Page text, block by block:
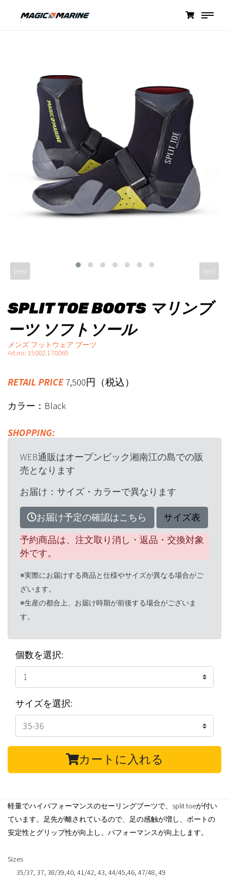
prev next
SPLIT TOE BOOTS マリンブ
ーツ ソフトソール
メンズ フットウェア ブーツ
Art.no: 15002.170069
RETAIL PRICE7,500円（税込）
カラー：Black
SHOPPING:
WEB通販はオープンビック湘南江の島での販
売となります
お届け：サイズ・カラーで異なります
お届け予定の確認はこちら
サイズ表
予約商品は、注文取り消し・返品・交換対象
外です。
※実際にお届けする商品と仕様やサイズが異なる場合がご
ざいます。
※生産の都合上、お届け時期が前後する場合がございま
す。
個数を選択:
サイズを選択:
カートに入れる
軽量でハイパフォーマンスのセーリングブーツで、split toeが付い
ています。足先が離されているので、足の感触が増し、ボートの
安定性とグリップ性が向上し、パフォーマンスが向上します。
Sizes
35/37, 37, 38/39,40, 41/42, 43, 44/45,46, 47/48, 49